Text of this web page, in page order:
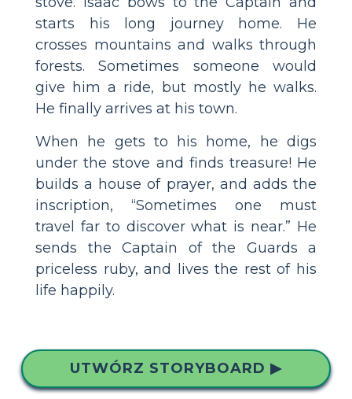
starts his long journey home. He
crosses mountains and walks through
forests. Sometimes someone would
give him a ride, but mostly he walks.
He finally arrives at his town.
When he gets to his home, he digs
under the stove and finds treasure! He
builds a house of prayer, and adds the
inscription, “Sometimes one must
travel far to discover what is near.” He
sends the Captain of the Guards a
priceless ruby, and lives the rest of his
life happily.
UTWÓRZ STORYBOARD ▶